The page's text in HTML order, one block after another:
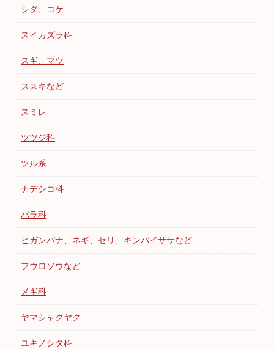
シダ、コケ
スイカズラ科
スギ、マツ
ススキなど
スミレ
ツツジ科
ツル系
ナデシコ科
バラ科
ヒガンバナ、ネギ、セリ、キンバイザサなど
フウロソウなど
メギ科
ヤマシャクヤク
ユキノシタ科